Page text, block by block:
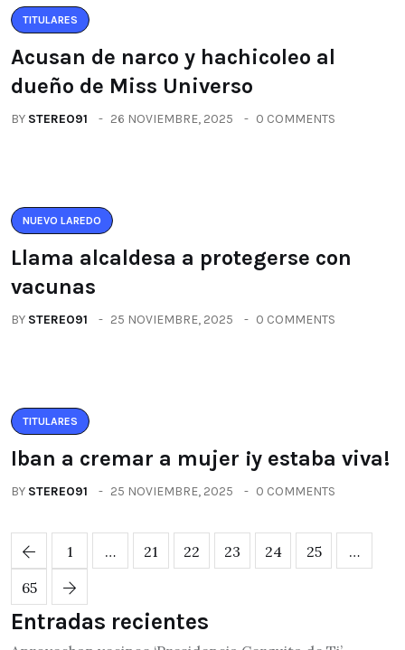
TITULARES
Acusan de narco y hachicoleo al
dueño de Miss Universo
BY STEREO91 26 NOVIEMBRE, 2025 0 COMMENTS
NUEVO LAREDO
Llama alcaldesa a protegerse con
vacunas
BY STEREO91 25 NOVIEMBRE, 2025 0 COMMENTS
TITULARES
Iban a cremar a mujer ¡y estaba viva!
BY STEREO91 25 NOVIEMBRE, 2025 0 COMMENTS
1 … 21 22 23 24 25
…
65
Entradas recientes